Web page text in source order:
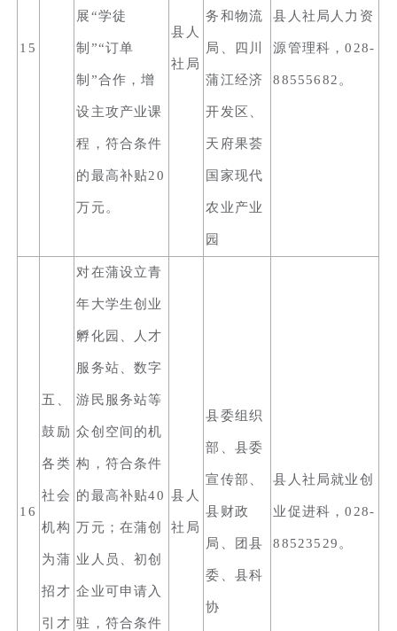
15
展“学徒
制”“订单
制”合作，增
设主攻产业课
程，符合条件
的最高补贴20
万元。
县人
社局
务和物流
局、四川
蒲江经济
开发区、
天府果荟
国家现代
农业产业
园
县人社局人力资
源管理科，028-
88555682。
16
五、
鼓励
各类
社会
机构
为蒲
招才
引才
对在蒲设立青
年大学生创业
孵化园、人才
服务站、数字
游民服务站等
众创空间的机
构，符合条件
的最高补贴40
万元；在蒲创
业人员、初创
企业可申请入
驻，符合条件
县人
社局
县委组织
部、县委
宣传部、
县财政
局、团县
委、县科
协
县人社局就业创
业促进科，028-
88523529。